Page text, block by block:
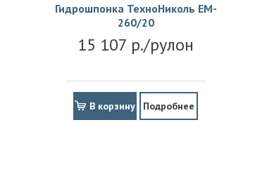
Гидрошпонка ТехноНиколь EM-
260/20
15 107 р./рулон
В корзину Подробнее